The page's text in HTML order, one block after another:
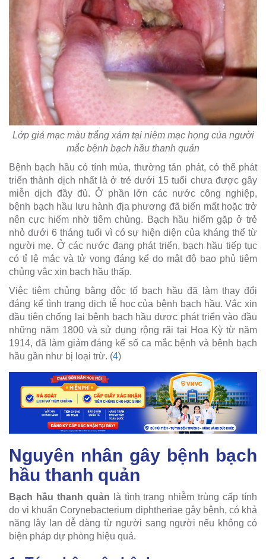
Lớp giả mạc màu trắng xám tại niêm mạc họng của người
mắc bệnh bạch hầu thanh quản
Bệnh bạch hầu có tính mùa, thường tản phát, có thể phát
triển thành dịch nhất là ở trẻ dưới 15 tuổi chưa được gây
miễn dịch đầy đủ. Ở phần lớn các nước công nghiệp,
bệnh bạch hầu lưu hành địa phương đã biến mất hoặc trở
nên cực hiếm nhờ tiêm chủng. Bạch hầu hiếm gặp ở trẻ
nhỏ dưới 6 tháng tuổi vì có sự hiện diện của kháng thể từ
người mẹ. Ở các nước đang phát triển, bạch hầu tiếp tục
có tỉ lệ mắc và tử vong đáng kể do mật độ bao phủ tiêm
chủng vắc xin bạch hầu thấp.
Việc tiêm chủng bằng độc tố bạch hầu đã làm thay đổi
đáng kể tình trạng dịch tễ học của bệnh bạch hầu. Vắc xin
đầu tiên chống lại bệnh bạch hầu được phát triển vào đầu
những năm 1800 và sử dụng rộng rãi tại Hoa Kỳ từ năm
1914, đã làm giảm đáng kể số ca mắc bệnh và bệnh bạch
hầu gần như bị loại trừ. (4)
Nguyên nhân gây bệnh bạch
hầu thanh quản
Bạch hầu thanh quản là tình trạng nhiễm trùng cấp tính
do vi khuẩn Corynebacterium diphtheriae gây bệnh, có khả
năng lây lan dễ dàng từ người sang người nếu không có
biện pháp dự phòng hiệu quả.